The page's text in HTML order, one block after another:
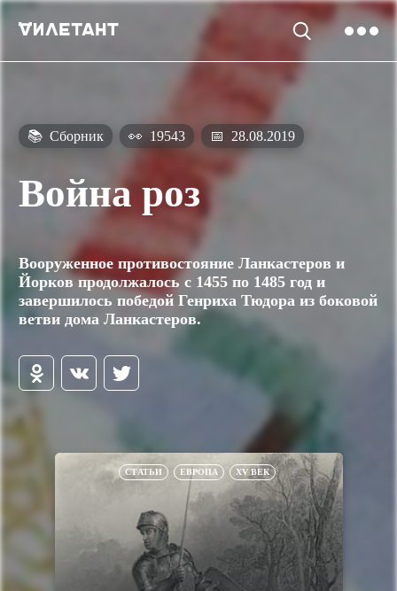
📚 Сборник 👀 19543 📅 28.08.2019
Война роз
Вооруженное противостояние Ланкастеров и
Йорков продолжалось с 1455 по 1485 год и
завершилось победой Генриха Тюдора из боковой
ветви дома Ланкастеров.
СТАТЬИ ЕВРОПА XV ВЕК